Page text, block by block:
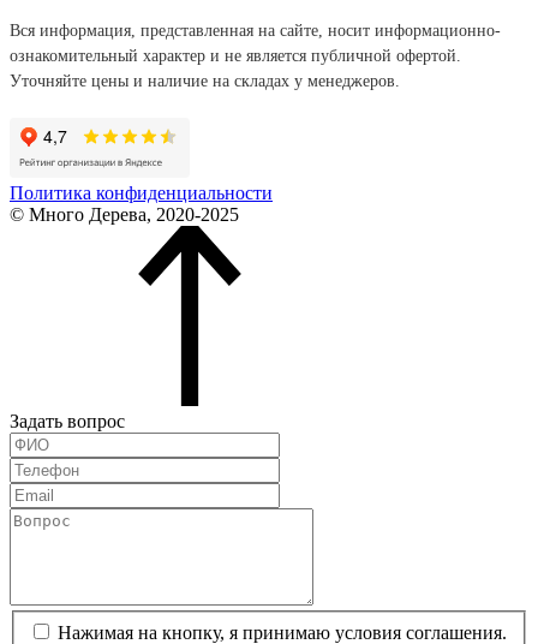
Вся информация, представленная на сайте, носит информационно-
ознакомительный характер и не является публичной офертой.
Уточняйте цены и наличие на складах у менеджеров.
Политика конфиденциальности
© Много Дерева, 2020-2025
Задать вопрос
Нажимая на кнопку, я принимаю условия соглашения.